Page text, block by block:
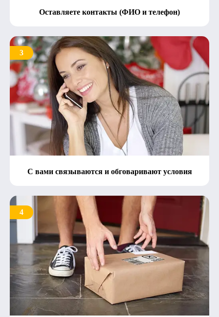
Оставляете контакты (ФИО и телефон)
3
С вами связываются и обговаривают условия
4